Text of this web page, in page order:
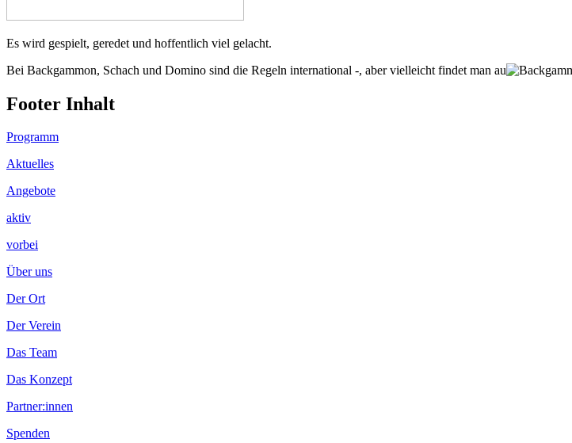
Es wird gespielt, geredet und hoffentlich viel gelacht.
Bei Backgammon, Schach und Domino sind die Regeln international -, aber vielleicht findet man au
Footer Inhalt
Programm
Aktuelles
Angebote
aktiv
vorbei
Über uns
Der Ort
Der Verein
Das Team
Das Konzept
Partner:innen
Spenden